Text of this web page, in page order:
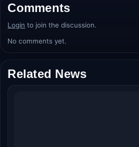
Comments
Login to join the discussion.
No comments yet.
Related News